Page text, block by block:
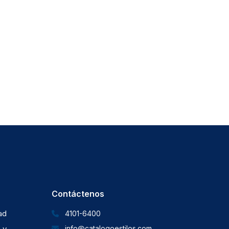
Contáctenos
4101-6400